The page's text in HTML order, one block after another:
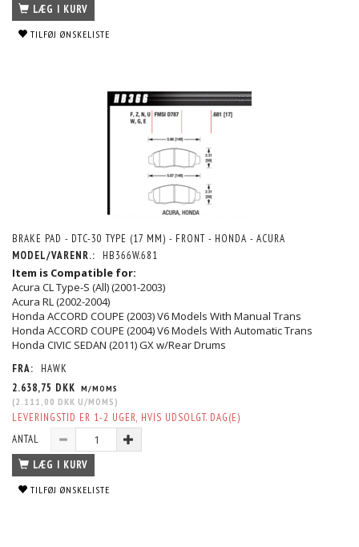
LÆG I KURV
TILFØJ ØNSKELISTE
BRAKE PAD - DTC-30 TYPE (17 MM) - FRONT - HONDA - ACURA
MODEL/VARENR.:
HB366W.681
Item is Compatible for:
Acura CL Type-S (All) (2001-2003)
Acura RL (2002-2004)
Honda ACCORD COUPE (2003) V6 Models With Manual Trans
Honda ACCORD COUPE (2004) V6 Models With Automatic Trans
Honda CIVIC SEDAN (2011) GX w/Rear Drums
FRA:
HAWK
2.638,75 DKK M/MOMS
(2.111,00 DKK U/MOMS )
LEVERINGSTID ER 1-2 UGER, HVIS UDSOLGT. DAG(E)
ANTAL
LÆG I KURV
TILFØJ ØNSKELISTE